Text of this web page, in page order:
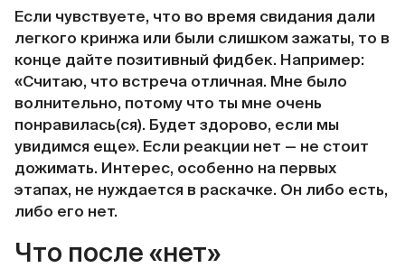
Если чувствуете, что во время свидания дали
легкого кринжа или были слишком зажаты, то в
конце дайте позитивный фидбек. Например:
«Считаю, что встреча отличная. Мне было
волнительно, потому что ты мне очень
понравилась(ся). Будет здорово, если мы
увидимся еще». Если реакции нет — не стоит
дожимать. Интерес, особенно на первых
этапах, не нуждается в раскачке. Он либо есть,
либо его нет.
Что после «нет»